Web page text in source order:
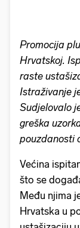
Promocija
Hrvatskoj.
raste
Istraživanje
Sudjelovalo
greška
pouzdanosti
Većina
što se
Među njima
Hrvatska u